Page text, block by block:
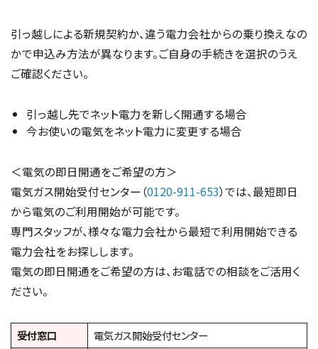
引っ越しによる新規契約か、違う電力会社からの乗り換えなの
かで申込み方法が異なります。ご自身の手続きを選択のうえ
ご確認ください。
引っ越し先でネット電力を新しく開通する場合
今お使いの電気をネット電力に変更する場合
＜電気の即日開通をご希望の方＞
電気ガス開始受付センター（0120-911-653）では、最短即日
から電気のご利用開始が可能です。
専門スタッフが、様々な電力会社から最短で利用開始できる
電力会社をお探しします。
電気の即日開通をご希望の方は、お電話での相談をご活用く
ださい。
受付窓口
電気ガス開始受付センター